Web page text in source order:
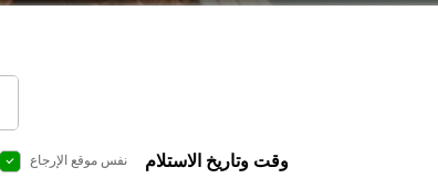
نفس موقع الإرجاع وقت وتاريخ الاستلام